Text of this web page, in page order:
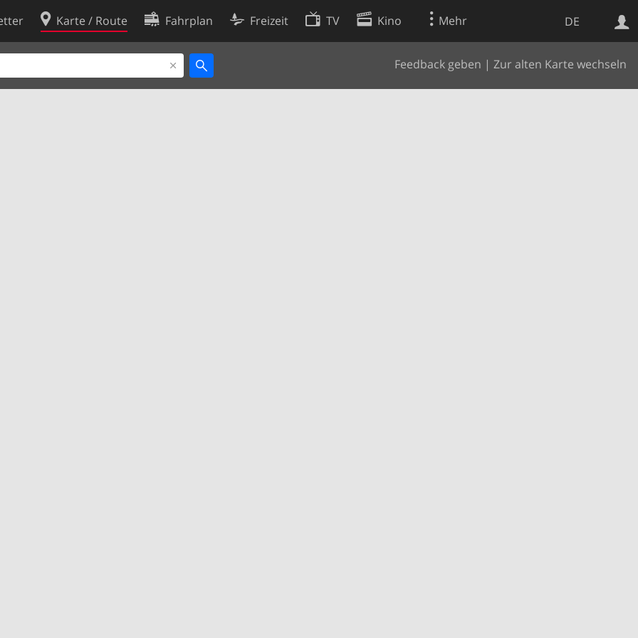
DE
Karte / Route Fahrplan Freizeit TV Kino Mehr
Feedback geben | Zur alten Karte wechseln
Websuche
Cookie-Richtlinie
Cookie-Einstellungen